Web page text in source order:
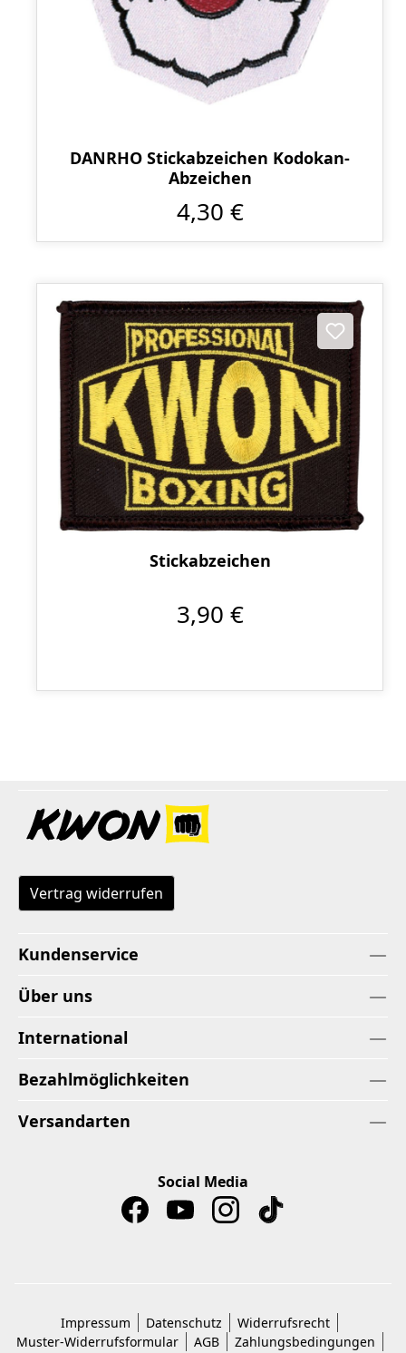
DANRHO Stickabzeichen Kodokan-
Abzeichen
4,30 €
Stickabzeichen
3,90 €
Vertrag widerrufen
Kundenservice
Über uns
International
Bezahlmöglichkeiten
Versandarten
Social Media
Impressum Datenschutz
Widerrufsrecht
Muster-Widerrufsformular
AGB
Zahlungsbedingungen